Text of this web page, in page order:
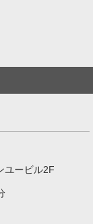
ユービル2F